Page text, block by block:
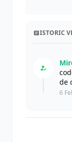
ISTORIC
de
6